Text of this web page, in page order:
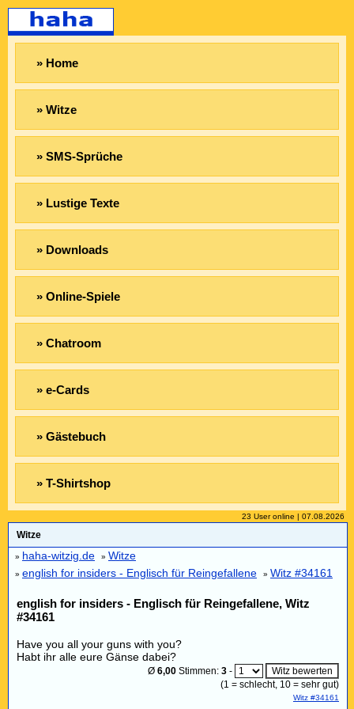
» Home
» Witze
» SMS-Sprüche
» Lustige Texte
» Downloads
» Online-Spiele
» Chatroom
» e-Cards
» Gästebuch
» T-Shirtshop
23 User online | 07.08.2026
Witze
» haha-witzig.de » Witze
» english for insiders - Englisch für Reingefallene » Witz #34161
english for insiders - Englisch für Reingefallene, Witz
#34161
Have you all your guns with you?
Habt ihr alle eure Gänse dabei?
Ø 6,00 Stimmen: 3 -
(1 = schlecht, 10 = sehr gut)
Witz #34161